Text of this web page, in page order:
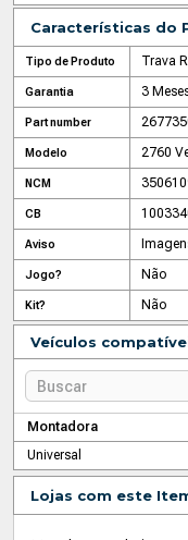
Características do
Tipo de Produto Trava
Garantia 3
Part number
Modelo 2760
NCM
CB
Aviso
Jogo? Não
Kit? Não
Veículos
Montadora
Universal
Lojas com este